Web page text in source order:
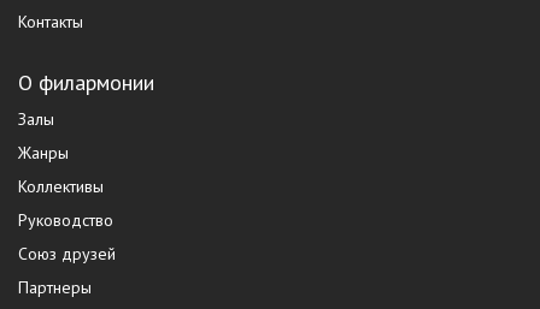
Контакты
О филармонии
Залы
Жанры
Коллективы
Руководство
Союз друзей
Партнеры